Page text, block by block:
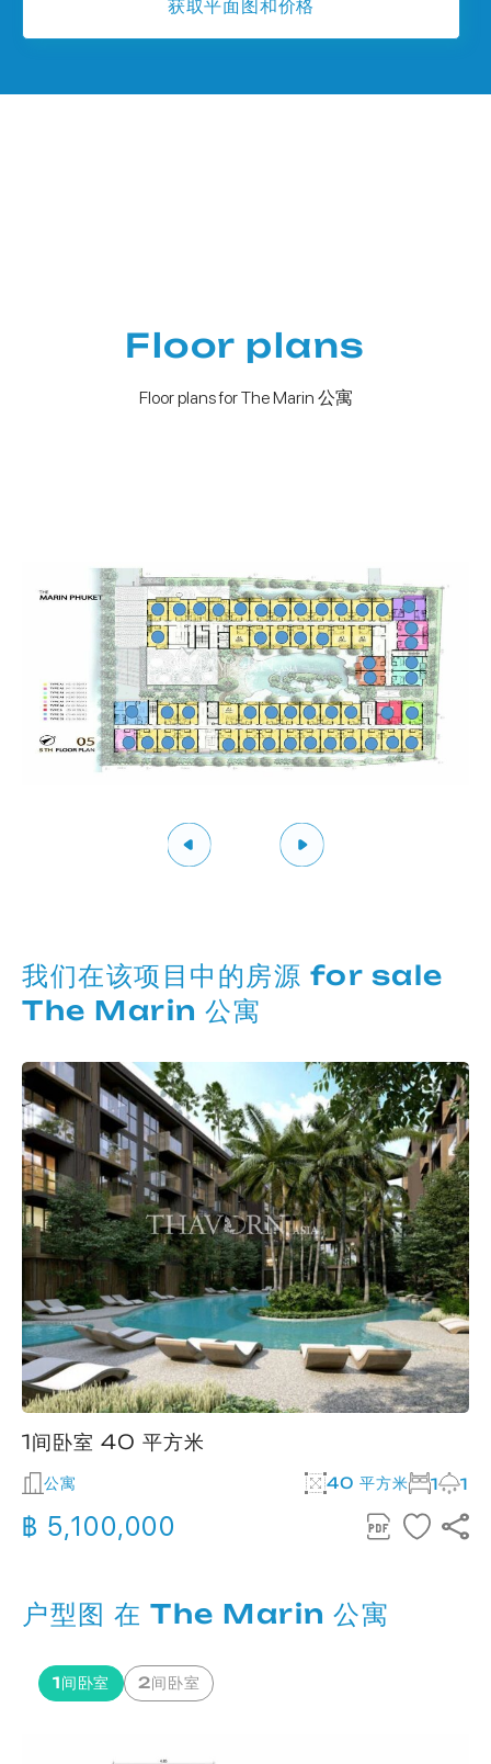
获取平面图和价格
Floor plans
Floor plans for The Marin 公寓
我们在该项目中的房源 for sale
The Marin 公寓
1间卧室 40 平方米
公寓 40 平方米 1 1
฿ 5,100,000
户型图 在 The Marin 公寓
1间卧室 2间卧室